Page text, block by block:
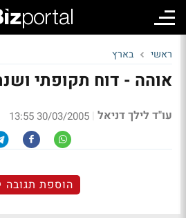
ראשי בארץ
אוהה - דוח תקופתי ושנתי
עו"ד לילך דניאל |
30/03/2005 13:55
הוספת תגובה